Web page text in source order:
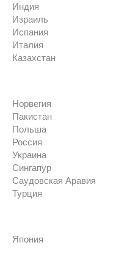
Индия
Израиль
Испания
Италия
Казахстан
Норвегия
Пакистан
Польша
Россия
Украина
Сингапур
Саудовская Аравия
Турция
Япония